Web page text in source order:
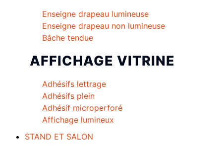
Enseigne drapeau lumineuse
Enseigne drapeau non lumineuse
Bâche tendue
AFFICHAGE VITRINE
Adhésifs lettrage
Adhésifs plein
Adhésif microperforé
Affichage lumineux
STAND ET SALON